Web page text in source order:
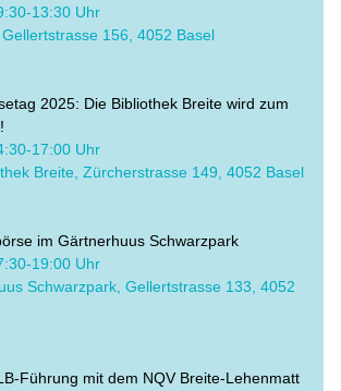
13:30 Uhr
156, 4052 Basel
2025: Die Bibliothek Breite wird zum
17:00 Uhr
Breite, Zürcherstrasse 149, 4052 Basel
im Gärtnerhuus Schwarzpark
19:00 Uhr
Schwarzpark, Gellertstrasse 133, 4052
Führung mit dem NQV Breite-Lehenmatt